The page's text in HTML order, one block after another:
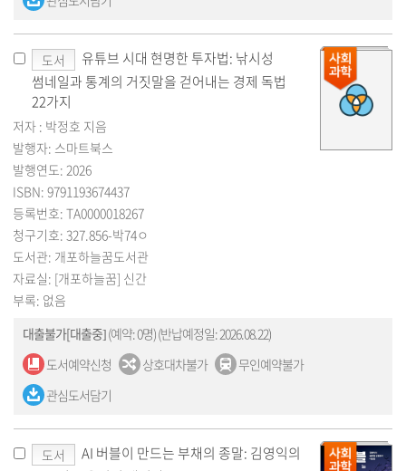
도서
유튜브 시대 현명한 투자법: 낚시성
썸네일과 통계의 거짓말을 걷어내는 경제 독법
22가지
저자 : 박정호 지음
발행자: 스마트북스
발행연도: 2026
ISBN: 9791193674437
등록번호: TA0000018267
청구기호: 327.856-박74ㅇ
도서관: 개포하늘꿈도서관
자료실: [개포하늘꿈] 신간
부록: 없음
대출불가[대출중](예약: 0명)(반납예정일: 2026.08.22)
도서예약신청
상호대차불가
무인예약불가
관심도서담기
도서
AI 버블이 만드는 부채의 종말: 김영익의